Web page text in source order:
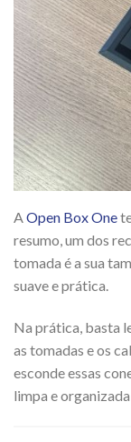
AOpen Box One
resumo, um dos
tomada é a sua
suave e prática.
Na prática, basta
as tomadas e os
esconde essas
limpa e